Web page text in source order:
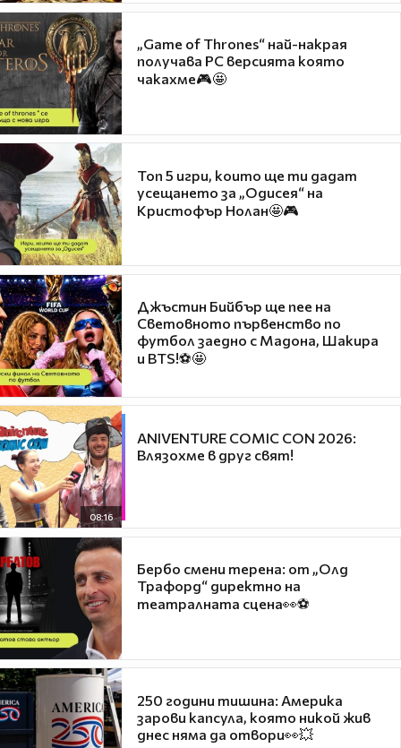
„Game of Thrones“ най-накрая
получава PC версията която
чакахме🎮🤩
Топ 5 игри, които ще ти дадат
усещането за „Одисея“ на
Кристофър Нолан🤩🎮
Джъстин Бийбър ще пее на
Световното първенство по
футбол заедно с Мадона, Шакира
и BTS!⚽🤩
08:16
ANIVENTURE COMIC CON 2026:
Влязохме в друг свят!
Бербо смени терена: от „Олд
Трафорд“ директно на
театралната сцена👀⚽
250 години тишина: Америка
зарови капсула, която никой жив
днес няма да отвори👀💥